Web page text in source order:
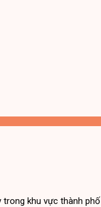
khu vực thành